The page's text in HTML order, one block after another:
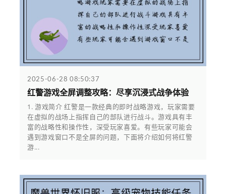
2025-06-28 08:50:37
红警游戏全屏调整攻略：尽享沉浸式战争体验
1. 游戏简介 红警是一款经典的即时战略游戏，玩家需要
在虚拟的战场上指挥自己的部队进行战斗。游戏具有丰
富的战略性和操作性，深受玩家喜爱。有些玩家可能会
遇到游戏窗口不是全屏的问题，下面将介绍如何将红警
游...